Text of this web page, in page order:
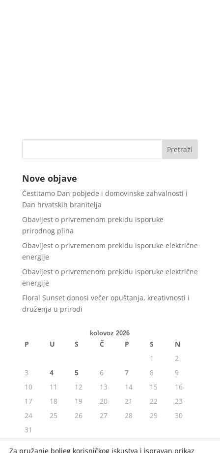
Nove objave
Čestitamo Dan pobjede i domovinske zahvalnosti i
Dan hrvatskih branitelja
Obavijest o privremenom prekidu isporuke
prirodnog plina
Obavijest o privremenom prekidu isporuke električne
energije
Obavijest o privremenom prekidu isporuke električne
energije
Floral Sunset donosi večer opuštanja, kreativnosti i
druženja u prirodi
kolovoz 2026
P U S Č P S
N
1
2
3
4 5 6 7 8
9
10
11 12 13 14 15
16
17
18 19 20 21 22
23
24
25 26 27 28 29
30
31
« srp
Za pružanje boljeg korisničkog iskustva i ispravan prikaz